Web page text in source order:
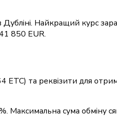
Дубліні. Найкращий курс
850 EUR.
ETC) та реквізити для
Максимальна сума обміну